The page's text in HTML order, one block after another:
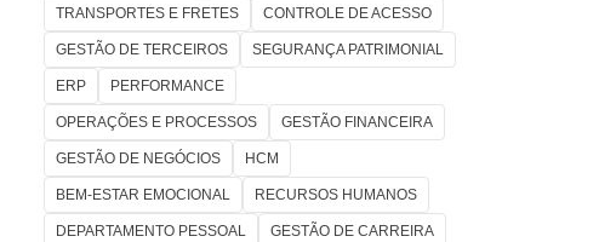
TRANSPORTES E FRETES CONTROLE DE ACESSO
GESTÃO DE TERCEIROS SEGURANÇA PATRIMONIAL
ERP PERFORMANCE
OPERAÇÕES E PROCESSOS GESTÃO FINANCEIRA
GESTÃO DE NEGÓCIOS HCM
BEM-ESTAR EMOCIONAL RECURSOS HUMANOS
DEPARTAMENTO PESSOAL GESTÃO DE CARREIRA